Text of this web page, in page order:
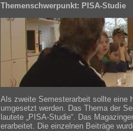
Themenschwerpunkt: PISA-Studie
Als zweite Semesterarbeit sollte eine
umgesetzt werden. Das Thema der
lautete „PISA-Studie“. Das
erarbeitet. Die einzelnen Beiträge